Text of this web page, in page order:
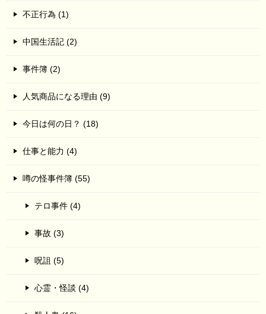
不正行為 (1)
中国生活記 (2)
事件簿 (2)
人気商品になる理由 (9)
今日は何の日？ (18)
仕事と能力 (4)
噂の怪事件簿 (55)
テロ事件 (4)
事故 (3)
呪詛 (5)
心霊・怪談 (4)